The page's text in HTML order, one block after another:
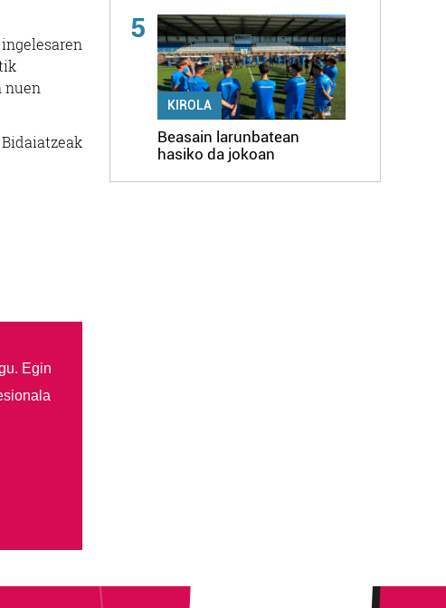
nuen
Egin
5
KIROLA
Beasain larunbatean
hasiko da jokoan